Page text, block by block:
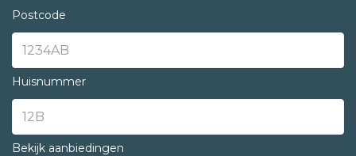
Postcode
Huisnummer
Bekijk aanbiedingen